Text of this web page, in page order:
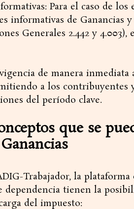
Para el caso de los
informativas de Ganancias y
Generales 2.442 y
de manera
a los contribuyentes
del período clave.
que se
Trabajador, la
dependencia tienen la
del impuesto: